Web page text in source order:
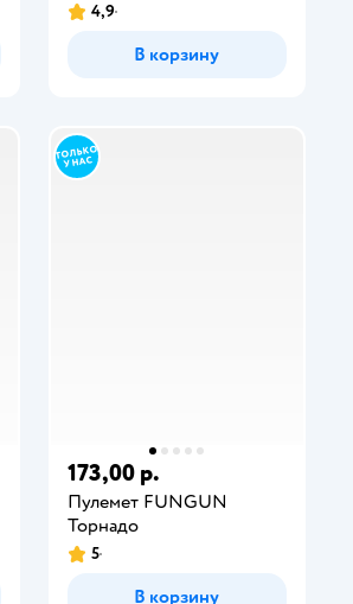
4,9
В корзину
173,00 р.
Пулемет FUNGUN
Торнадо
5
В корзину